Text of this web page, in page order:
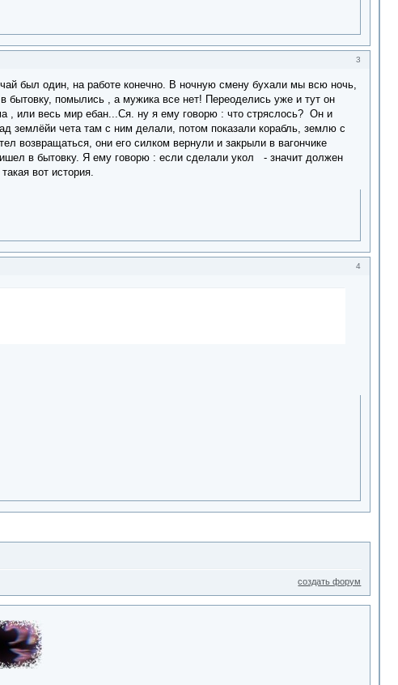
3
был один, на работе конечно. В ночную смену бухали мы всю ночь,
помылись , а мужика все нет! Переоделись уже и тут он
, или весь мир ебан...Ся. ну я ему говорю : что стряслось? Он и
землёйи чета там с ним делали, потом показали корабль, землю с
возвращаться, они его силком вернули и закрыли в вагончике
в бытовку. Я ему говорю : если сделали укол - значит должен
вот история.
4
создать форум